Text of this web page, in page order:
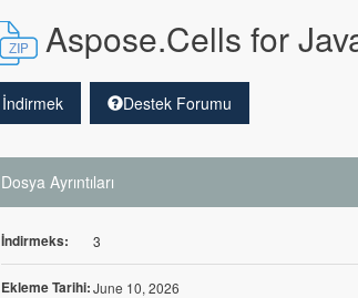
Aspose.Cells for
İndirmek Destek Forumu
Dosya Ayrıntıları
İndirmeks: 3
Ekleme Tarihi:June 10, 2026